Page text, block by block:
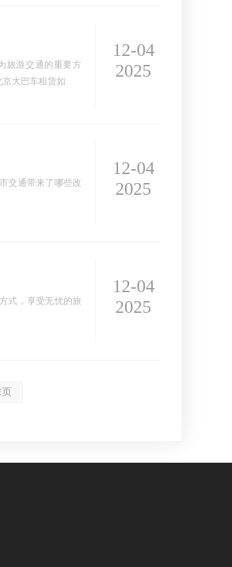
旅游交通的重要方
大巴车租赁如
12-04
2025
交通带来了哪些改
12-04
2025
式，享受无忧的旅
12-04
2025